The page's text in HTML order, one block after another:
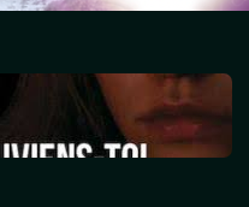
Souviens-toi, Sydney
décembre 29, 2025